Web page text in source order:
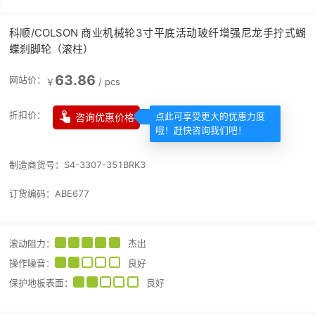
科顺/COLSON 商业机械轮3寸平底活动玻纤增强尼龙手拧式蝴
蝶刹脚轮（滚柱）
网站价： ￥ 63.86 / pcs
折扣价：  咨询优惠价格
点此可享受更大的优惠力度
哦！赶快咨询我们吧！
制造商货号： S4-3307-351BRK3
订货编码： ABE677
滚动阻力 ：
杰出
操作噪音 ：
良好
保护地板表面 ： 良好